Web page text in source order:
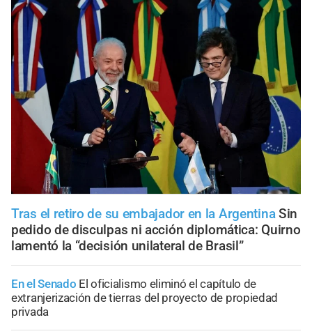
Tras el retiro de su embajador en la Argentina Sin
pedido de disculpas ni acción diplomática: Quirno
lamentó la “decisión unilateral de Brasil”
En el Senado El oficialismo eliminó el capítulo de
extranjerización de tierras del proyecto de propiedad
privada